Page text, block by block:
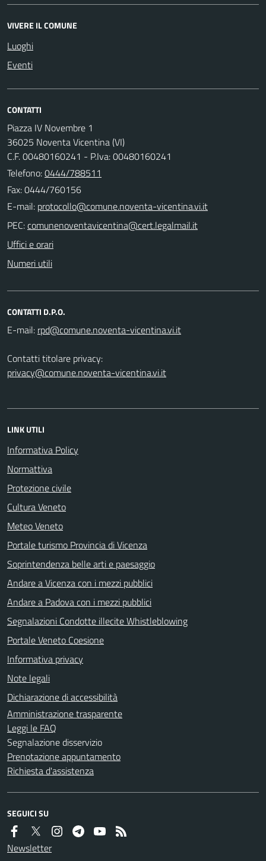
VIVERE IL COMUNE
Luoghi
Eventi
CONTATTI
Piazza IV Novembre 1
36025 Noventa Vicentina (VI)
C.F. 00480160241 - P.Iva: 00480160241
Telefono:0444/788511
Fax: 0444/760156
E-mail:
PEC:
Uffici e orari
Numeri utili
CONTATTI D.P.O.
E-mail:
Contatti titolare privacy:
privacy@comune.noventa-vicentina.vi.it
LINK UTILI
Informativa Policy
Normattiva
Protezione civile
Cultura Veneto
Meteo Veneto
Portale turismo Provincia di Vicenza
Soprintendenza belle arti e paesaggio
Andare a Vicenza con i mezzi pubblici
Andare a Padova con i mezzi pubblici
Segnalazioni Condotte illecite Whistleblowing
Portale Veneto Coesione
Informativa privacy
Note legali
Dichiarazione di accessibilità
Amministrazione trasparente
Leggi le FAQ
Segnalazione disservizio
Prenotazione appuntamento
Richiesta d'assistenza
SEGUICI SU
Newsletter